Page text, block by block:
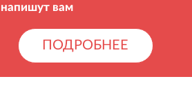
напишут вам
ПОДРОБНЕЕ